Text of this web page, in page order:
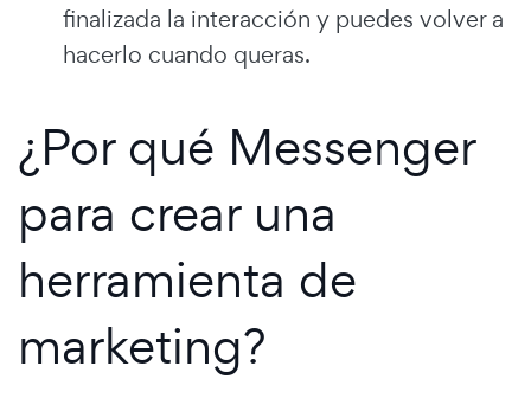
finalizada la interacción y puedes volver a
hacerlo cuando queras.
¿Por qué Messenger
para crear una
herramienta de
marketing?